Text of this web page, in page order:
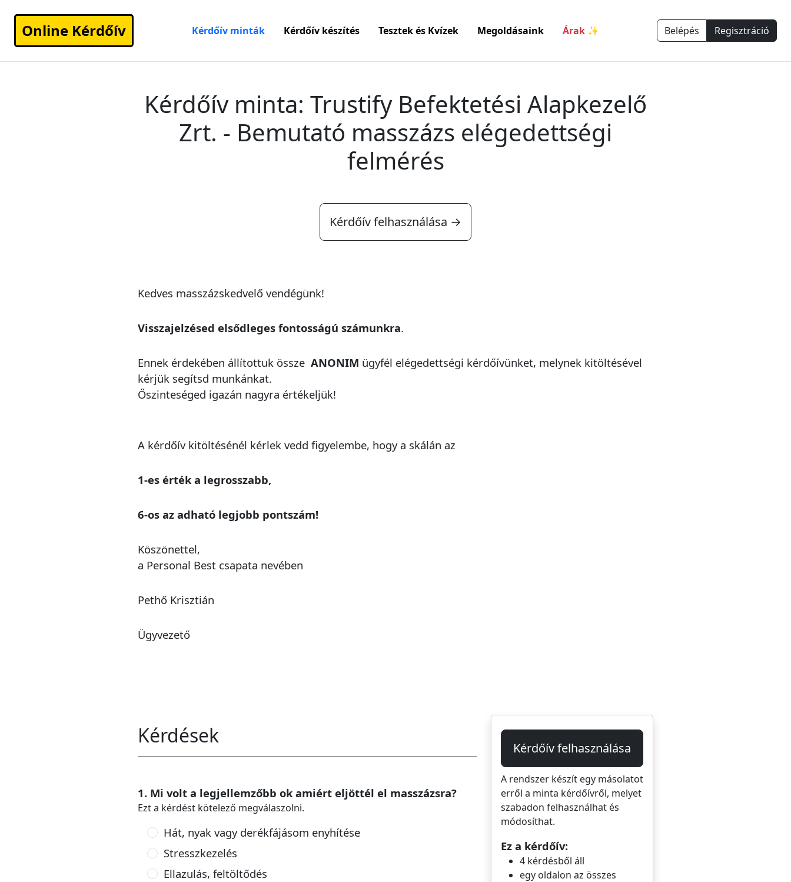
Online Kérdőív Kérdőív minták Kérdőív készítés Tesztek és Kvízek Megoldásaink Árak ✨ Belépés Regisztráció
Kérdőív minta: Trustify Befektetési Alapkezelő
Zrt. - Bemutató masszázs elégedettségi
felmérés
Kérdőív felhasználása →
Kedves masszázskedvelő vendégünk!
Visszajelzésed elsődleges fontosságú számunkra.
Ennek érdekében állítottuk össze ANONIM ügyfél elégedettségi kérdőívünket, melynek kitöltésével
kérjük segítsd munkánkat.
Őszinteséged igazán nagyra értékeljük!
A kérdőív kitöltésénél kérlek vedd figyelembe, hogy a skálán az
1-es érték a legrosszabb,
6-os az adható legjobb pontszám!
Köszönettel,
a Personal Best csapata nevében
Pethő Krisztián
Ügyvezető
Kérdések
1. Mi volt a legjellemzőbb ok amiért eljöttél el masszázsra?
Ezt a kérdést kötelező megválaszolni.
Hát, nyak vagy derékfájásom enyhítése
Stresszkezelés
Ellazulás, feltöltődés
Kérdőív felhasználása
A rendszer készít egy másolatot
erről a minta kérdőívről, melyet
szabadon felhasználhat és
módosíthat.
Ez a kérdőív:
4 kérdésből áll
egy oldalon az összes